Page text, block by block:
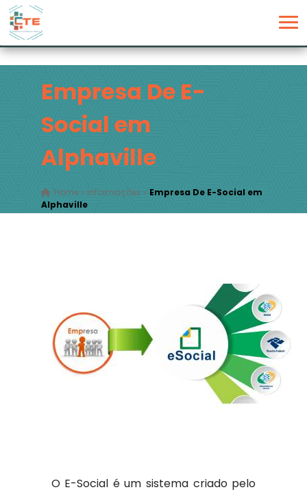
Empresa De E-
Social em
Alphaville
Home» Informações » Empresa De E-Social em
Alphaville
O E-Social é um sistema criado pelo